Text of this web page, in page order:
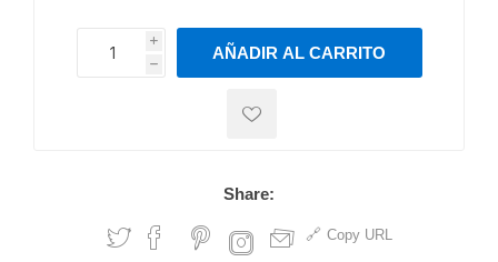
i
h
h
AÑADIR AL CARRITO
Share:
Copy URL